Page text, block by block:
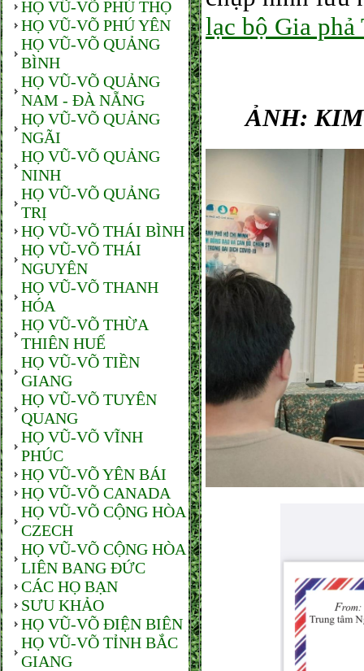
HỌ VŨ-VÕ PHÚ THỌ
HỌ VŨ-VÕ PHÚ YÊN
HỌ VŨ-VÕ QUẢNG
BÌNH
HỌ VŨ-VÕ QUẢNG
NAM - ĐÀ NẴNG
HỌ VŨ-VÕ QUẢNG
NGÃI
HỌ VŨ-VÕ QUẢNG
NINH
HỌ VŨ-VÕ QUẢNG
TRỊ
HỌ VŨ-VÕ THÁI BÌNH
HỌ VŨ-VÕ THÁI
NGUYÊN
HỌ VŨ-VÕ THANH
HÓA
HỌ VŨ-VÕ THỪA
THIÊN HUẾ
HỌ VŨ-VÕ TIỀN
GIANG
HỌ VŨ-VÕ TUYÊN
QUANG
HỌ VŨ-VÕ VĨNH
PHÚC
HỌ VŨ-VÕ YÊN BÁI
HỌ VŨ-VÕ CANADA
HỌ VŨ-VÕ CỘNG HÒA
CZECH
HỌ VŨ-VÕ CỘNG HÒA
LIÊN BANG ĐỨC
CÁC HỌ BẠN
SƯU KHẢO
HỌ VŨ-VÕ ĐIỆN BIÊN
HỌ VŨ-VÕ TỈNH BẮC
GIANG
lạc bộ Gia
ẢNH: